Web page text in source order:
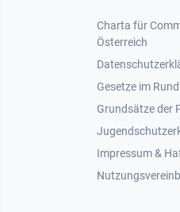
Footer 1
Charta für
Österreich
Gesetze im
Grundsätze der
Impressum &